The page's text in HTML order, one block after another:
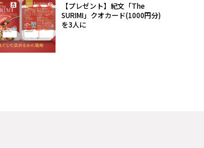
【プレゼント】紀文「The
SURIMI」クオカード(1000円分)
を3人に